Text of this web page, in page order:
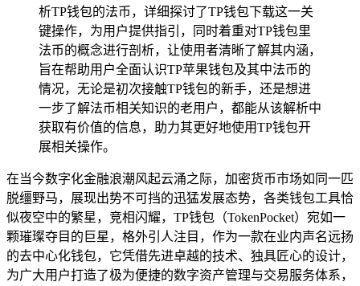
析TP钱包的法币，详细探讨了TP钱包下载这一关
键操作，为用户提供指引，同时着重对TP钱包里
法币的概念进行剖析，让使用者清晰了解其内涵，
旨在帮助用户全面认识TP苹果钱包及其中法币的
情况，无论是初次接触TP钱包的新手，还是想进
一步了解法币相关知识的老用户，都能从该解析中
获取有价值的信息，助力其更好地使用TP钱包开
展相关操作。
在当今数字化金融浪潮风起云涌之际，加密货币市场如同一匹
脱缰野马，展现出势不可挡的迅猛发展态势，各类钱包工具恰
似夜空中的繁星，竞相闪耀，TP钱包（TokenPocket）宛如一
颗璀璨夺目的巨星，格外引人注目，作为一款在业内声名远扬
的去中心化钱包，它凭借先进卓越的技术、独具匠心的设计，
为广大用户打造了极为便捷的数字资产管理与交易服务体系，